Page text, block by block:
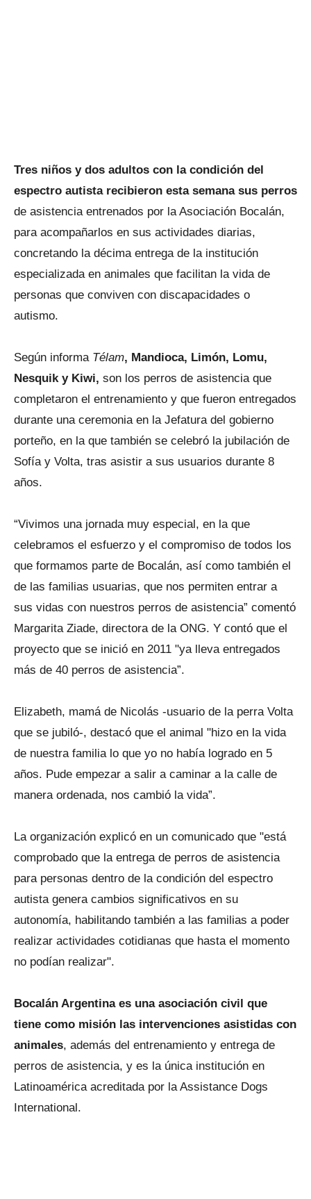
Tres niños y dos adultos con la condición del
espectro autista recibieron esta semana sus perros
de asistencia entrenados por la Asociación Bocalán,
para acompañarlos en sus actividades diarias,
concretando la décima entrega de la institución
especializada en animales que facilitan la vida de
personas que conviven con discapacidades o
autismo.
Según informa Télam, Mandioca, Limón, Lomu,
Nesquik y Kiwi, son los perros de asistencia que
completaron el entrenamiento y que fueron entregados
durante una ceremonia en la Jefatura del gobierno
porteño, en la que también se celebró la jubilación de
Sofía y Volta, tras asistir a sus usuarios durante 8
años.
“Vivimos una jornada muy especial, en la que
celebramos el esfuerzo y el compromiso de todos los
que formamos parte de Bocalán, así como también el
de las familias usuarias, que nos permiten entrar a
sus vidas con nuestros perros de asistencia” comentó
Margarita Ziade, directora de la ONG. Y contó que el
proyecto que se inició en 2011 "ya lleva entregados
más de 40 perros de asistencia”.
Elizabeth, mamá de Nicolás -usuario de la perra Volta
que se jubiló-, destacó que el animal "hizo en la vida
de nuestra familia lo que yo no había logrado en 5
años. Pude empezar a salir a caminar a la calle de
manera ordenada, nos cambió la vida”.
La organización explicó en un comunicado que "está
comprobado que la entrega de perros de asistencia
para personas dentro de la condición del espectro
autista genera cambios significativos en su
autonomía, habilitando también a las familias a poder
realizar actividades cotidianas que hasta el momento
no podían realizar".
Bocalán Argentina es una asociación civil que
tiene como misión las intervenciones asistidas con
animales, además del entrenamiento y entrega de
perros de asistencia, y es la única institución en
Latinoamérica acreditada por la Assistance Dogs
International.